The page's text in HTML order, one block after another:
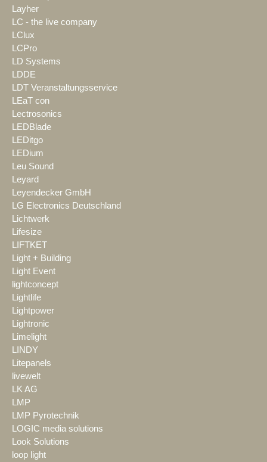
Layher
LC - the live company
LClux
LCPro
LD Systems
LDDE
LDT Veranstaltungsservice
LEaT con
Lectrosonics
LEDBlade
LEDitgo
LEDium
Leu Sound
Leyard
Leyendecker GmbH
LG Electronics Deutschland
Lichtwerk
Lifesize
LIFTKET
Light + Building
Light Event
lightconcept
Lightlife
Lightpower
Lightronic
Limelight
LINDY
Litepanels
livewelt
LK AG
LMP
LMP Pyrotechnik
LOGIC media solutions
Look Solutions
loop light